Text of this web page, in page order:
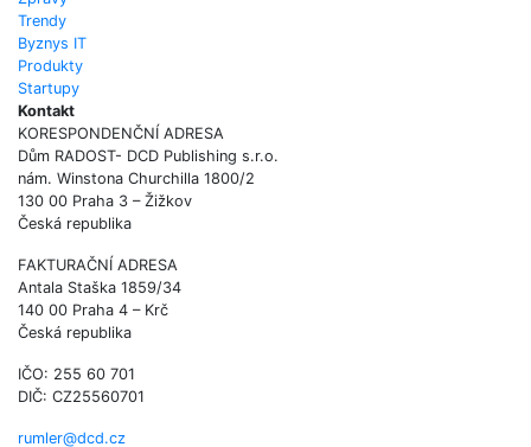
Trendy
Byznys IT
Produkty
Startupy
Kontakt
KORESPONDENČNÍ ADRESA
Dům RADOST- DCD Publishing s.r.o.
nám. Winstona Churchilla 1800/2
130 00 Praha 3 – Žižkov
Česká republika
FAKTURAČNÍ ADRESA
Antala Staška 1859/34
140 00 Praha 4 – Krč
Česká republika
IČO: 255 60 701
DIČ: CZ25560701
rumler@dcd.cz